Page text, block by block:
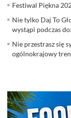
Festiwal Piękna
Nie tylko Daj To
wystąpi podczas
Nie przestrasz się
ogólnokrajowy